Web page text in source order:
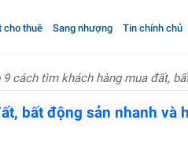
cho thuê Sang nhượng Tin chính chủ
9 cách tìm khách hàng mua đất,
bất động sản nhanh và